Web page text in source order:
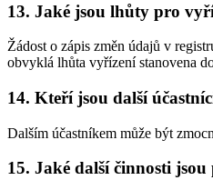
13. Jaké jsou lhůty pro
Žádost o zápis změn údajů v
obvyklá lhůta vyřízení stanovena
14. Kteří jsou další
Dalším účastníkem může být
15. Jaké další činnosti